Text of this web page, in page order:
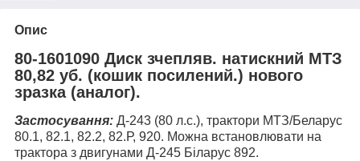
Опис
80-1601090 Диск зчепляв. натискний МТЗ
80,82 уб. (кошик посилений.) нового
зразка (аналог).
Застосування: Д-243 (80 л.с.), трактори МТЗ/Беларус
80.1, 82.1, 82.2, 82.Р, 920. Можна встановлювати на
трактора з двигунами Д-245 Біларус 892.